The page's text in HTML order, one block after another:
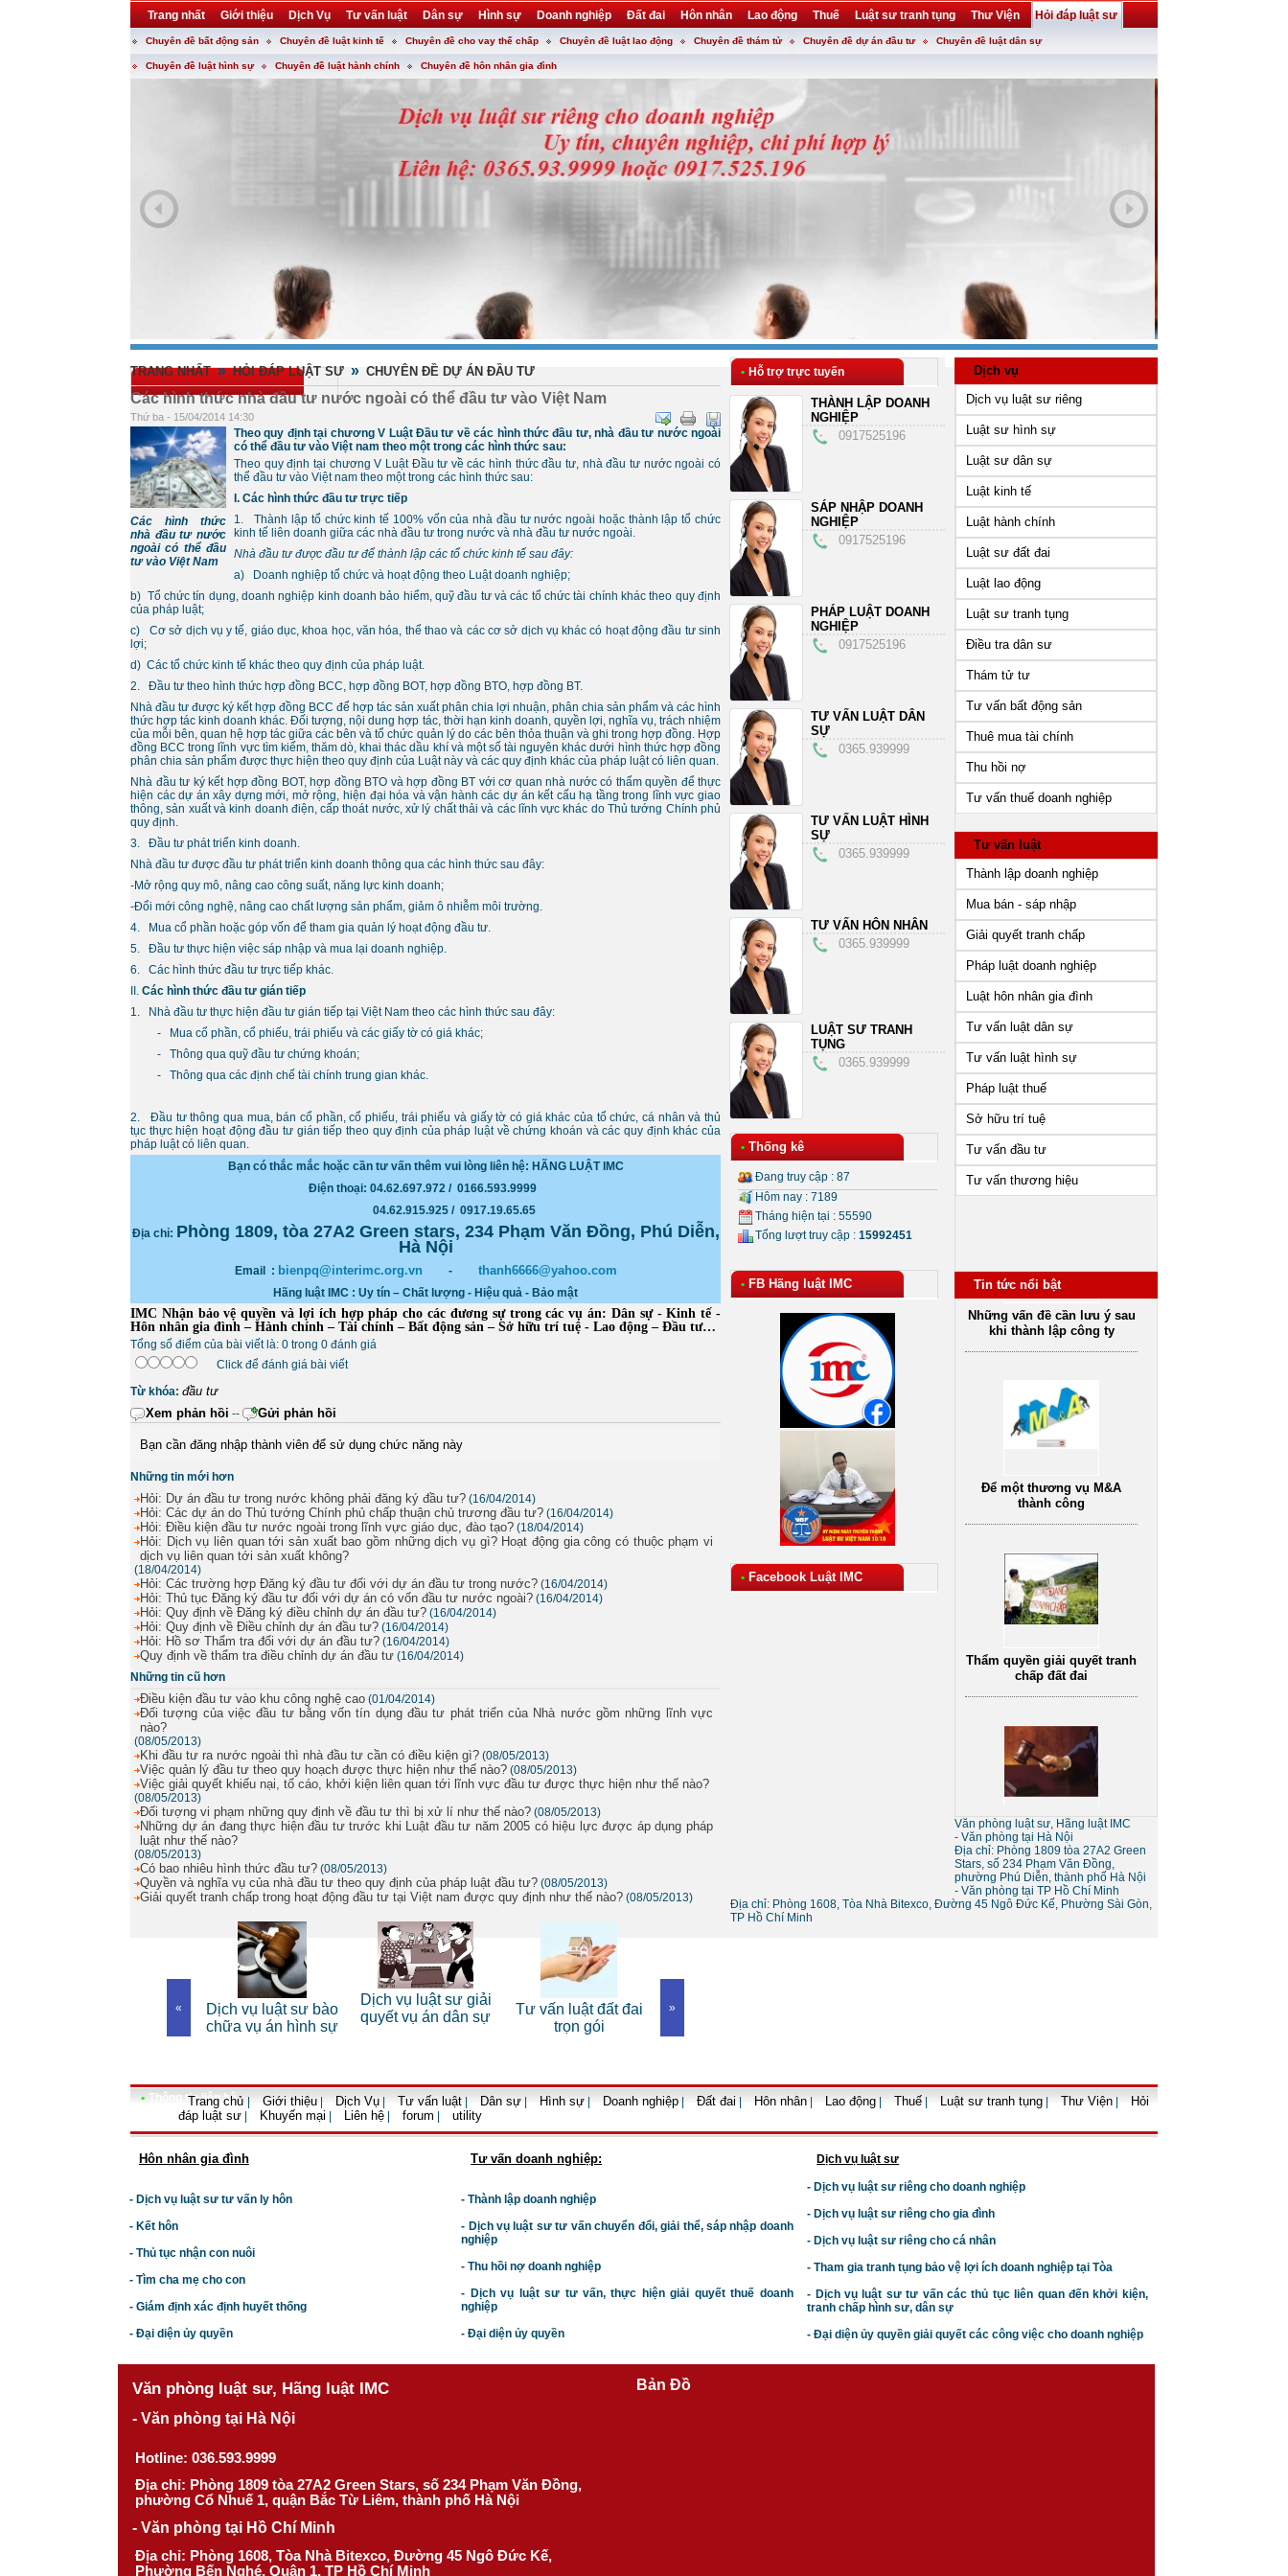
Trang nhất Giới thiệu Dịch Vụ Tư vấn luật Dân sự Hình sự Doanh nghiệp Đất đai Hôn nhân Lao động Thuế Luật sư tranh tụng Thư Viện Hỏi đáp luật sư
Khuyến mại Liên hệ forum utility
Chuyên đề bất động sản Chuyên đề luật kinh tế Chuyên đề cho vay thế chấp Chuyên đề luật lao động Chuyên đề thám tử Chuyên đề dự án đầu tư Chuyên đề luật dân sự
Chuyên đề luật hình sự Chuyên đề luật hành chính Chuyên đề hôn nhân gia đình
TRANG NHẤT » HỎI ĐÁP LUẬT SƯ » CHUYÊN ĐỀ DỰ ÁN ĐẦU TƯ
Các hình thức nhà đầu tư nước ngoài có thể đầu tư vào Việt Nam
Thứ ba - 15/04/2014 14:30
Các hình thức
nhà đầu tư nước
ngoài có thể đầu
tư vào Việt Nam
Theo quy định tại chương V Luật Đầu tư về các hình thức đầu tư, nhà đầu tư nước ngoài
có thể đầu tư vào Việt nam theo một trong các hình thức sau:
Theo quy định tại chương V Luật Đầu tư về các hình thức đầu tư, nhà đầu tư nước ngoài có
thể đầu tư vào Việt nam theo một trong các hình thức sau:
I. Các hình thức đầu tư trực tiếp
1. Thành lập tổ chức kinh tế 100% vốn của nhà đầu tư nước ngoài hoặc thành lập tổ chức
kinh tế liên doanh giữa các nhà đầu tư trong nước và nhà đầu tư nước ngoài.
Nhà đầu tư được đầu tư để thành lập các tổ chức kinh tế sau đây:
a) Doanh nghiệp tổ chức và hoạt động theo Luật doanh nghiệp;
b) Tổ chức tín dụng, doanh nghiệp kinh doanh bảo hiểm, quỹ đầu tư và các tổ chức tài chính khác theo quy định
của pháp luật;
c) Cơ sở dịch vụ y tế, giáo dục, khoa học, văn hóa, thể thao và các cơ sở dịch vụ khác có hoạt động đầu tư sinh
lợi;
d) Các tổ chức kinh tế khác theo quy định của pháp luật.
2. Đầu tư theo hình thức hợp đồng BCC, hợp đồng BOT, hợp đồng BTO, hợp đồng BT.
Nhà đầu tư được ký kết hợp đồng BCC để hợp tác sản xuất phân chia lợi nhuận, phân chia sản phẩm và các hình
thức hợp tác kinh doanh khác. Đối tượng, nội dung hợp tác, thời hạn kinh doanh, quyền lợi, nghĩa vụ, trách nhiệm
của mỗi bên, quan hệ hợp tác giữa các bên và tổ chức quản lý do các bên thỏa thuận và ghi trong hợp đồng. Hợp
đồng BCC trong lĩnh vực tìm kiếm, thăm dò, khai thác dầu khí và một số tài nguyên khác dưới hình thức hợp đồng
phân chia sản phẩm được thực hiện theo quy định của Luật này và các quy định khác của pháp luật có liên quan.
Nhà đầu tư ký kết hợp đồng BOT, hợp đồng BTO và hợp đồng BT với cơ quan nhà nước có thẩm quyền để thực
hiện các dự án xây dựng mới, mở rộng, hiện đại hóa và vận hành các dự án kết cấu hạ tầng trong lĩnh vực giao
thông, sản xuất và kinh doanh điện, cấp thoát nước, xử lý chất thải và các lĩnh vực khác do Thủ tướng Chính phủ
quy định.
3. Đầu tư phát triển kinh doanh.
Nhà đầu tư được đầu tư phát triển kinh doanh thông qua các hình thức sau đây:
-Mở rộng quy mô, nâng cao công suất, năng lực kinh doanh;
-Đổi mới công nghệ, nâng cao chất lượng sản phẩm, giảm ô nhiễm môi trường.
4. Mua cổ phần hoặc góp vốn để tham gia quản lý hoạt động đầu tư.
5. Đầu tư thực hiện việc sáp nhập và mua lại doanh nghiệp.
6. Các hình thức đầu tư trực tiếp khác.
II. Các hình thức đầu tư gián tiếp
1. Nhà đầu tư thực hiện đầu tư gián tiếp tại Việt Nam theo các hình thức sau đây:
- Mua cổ phần, cổ phiếu, trái phiếu và các giấy tờ có giá khác;
- Thông qua quỹ đầu tư chứng khoán;
- Thông qua các định chế tài chính trung gian khác.
2. Đầu tư thông qua mua, bán cổ phần, cổ phiếu, trái phiếu và giấy tờ có giá khác của tổ chức, cá nhân và thủ
tục thực hiện hoạt động đầu tư gián tiếp theo quy định của pháp luật về chứng khoán và các quy định khác của
pháp luật có liên quan.
Bạn có thắc mắc hoặc cần tư vấn thêm vui lòng liên hệ: HÃNG LUẬT IMC
Điện thoại: 04.62.697.972 / 0166.593.9999
04.62.915.925 / 0917.19.65.65
Địa chỉ: Phòng 1809, tòa 27A2 Green stars, 234 Phạm Văn Đồng, Phú Diễn,
Hà Nội
Email : bienpq@interimc.org.vn - thanh6666@yahoo.com
Hãng luật IMC : Uy tín – Chất lượng - Hiệu quả - Bảo mật
IMC Nhận bảo vệ quyền và lợi ích hợp pháp cho các đương sự trong các vụ án: Dân sự - Kinh tế -
Hôn nhân gia đình – Hành chính – Tài chính – Bất động sản – Sở hữu trí tuệ - Lao động – Đầu tư…
Tổng số điểm của bài viết là: 0 trong 0 đánh giá
Click để đánh giá bài viết
Từ khóa: đầu tư
Xem phản hồi -- Gửi phản hồi
Bạn cần đăng nhập thành viên để sử dụng chức năng này
Những tin mới hơn
Hỏi: Dự án đầu tư trong nước không phải đăng ký đầu tư? (16/04/2014)
Hỏi: Các dự án do Thủ tướng Chính phủ chấp thuận chủ trương đầu tư? (16/04/2014)
Hỏi: Điều kiện đầu tư nước ngoài trong lĩnh vực giáo dục, đào tạo? (18/04/2014)
Hỏi: Dịch vụ liên quan tới sản xuất bao gồm những dịch vụ gì? Hoạt động gia công có thuộc phạm vi
dịch vụ liên quan tới sản xuất không?
(18/04/2014)
Hỏi: Các trường hợp Đăng ký đầu tư đối với dự án đầu tư trong nước? (16/04/2014)
Hỏi: Thủ tục Đăng ký đầu tư đối với dự án có vốn đầu tư nước ngoài? (16/04/2014)
Hỏi: Quy định về Đăng ký điều chỉnh dự án đầu tư? (16/04/2014)
Hỏi: Quy định về Điều chỉnh dự án đầu tư? (16/04/2014)
Hỏi: Hồ sơ Thẩm tra đối với dự án đầu tư? (16/04/2014)
Quy định về thẩm tra điều chỉnh dự án đầu tư (16/04/2014)
Những tin cũ hơn
Điều kiện đầu tư vào khu công nghệ cao (01/04/2014)
Đối tượng của việc đầu tư bằng vốn tín dụng đầu tư phát triển của Nhà nước gồm những lĩnh vực
nào?
(08/05/2013)
Khi đầu tư ra nước ngoài thì nhà đầu tư cần có điều kiện gì? (08/05/2013)
Việc quản lý đầu tư theo quy hoạch được thực hiện như thế nào? (08/05/2013)
Việc giải quyết khiếu nại, tố cáo, khởi kiện liên quan tới lĩnh vực đầu tư được thực hiện như thế nào?
(08/05/2013)
Đối tượng vi phạm những quy định về đầu tư thì bị xử lí như thế nào? (08/05/2013)
Những dự án đang thực hiện đầu tư trước khi Luật đầu tư năm 2005 có hiệu lực được áp dụng pháp
luật như thế nào?
(08/05/2013)
Có bao nhiêu hình thức đầu tư? (08/05/2013)
Quyền và nghĩa vụ của nhà đầu tư theo quy định của pháp luật đầu tư? (08/05/2013)
Giải quyết tranh chấp trong hoạt động đầu tư tại Việt nam được quy định như thế nào? (08/05/2013)
« »
Dịch vụ luật sư bào
chữa vụ án hình sự
Dịch vụ luật sư giải
quyết vụ án dân sự
Tư vấn luật đất đai
trọn gói
Dịch vụ luật sư tranh
• Hỗ trợ trực tuyến
THÀNH LẬP DOANH
NGHIỆP
0917525196
SÁP NHẬP DOANH
NGHIỆP
0917525196
PHÁP LUẬT DOANH
NGHIỆP
0917525196
TƯ VẤN LUẬT DÂN
SỰ
0365.939999
TƯ VẤN LUẬT HÌNH
SỰ
0365.939999
TƯ VẤN HÔN NHÂN
0365.939999
LUẬT SƯ TRANH
TỤNG
0365.939999
• Thống kê
Đang truy cập : 87
Hôm nay : 7189
Tháng hiện tại : 55590
Tổng lượt truy cập : 15992451
• FB Hãng luật IMC
• Facebook Luật IMC
Dịch vụ
Dịch vụ luật sư riêng
Luật sư hình sự
Luật sư dân sự
Luật kinh tế
Luật hành chính
Luật sư đất đai
Luật lao động
Luật sư tranh tụng
Điều tra dân sư
Thám tử tư
Tư vấn bất động sản
Thuê mua tài chính
Thu hồi nợ
Tư vấn thuế doanh nghiệp
Tư vấn luật
Thành lập doanh nghiệp
Mua bán - sáp nhập
Giải quyết tranh chấp
Pháp luật doanh nghiệp
Luật hôn nhân gia đình
Tư vấn luật dân sự
Tư vấn luật hình sự
Pháp luật thuế
Sở hữu trí tuệ
Tư vấn đầu tư
Tư vấn thương hiệu
Tin tức nổi bật
khi thành lập công ty
Để một thương vụ M&A
thành công
Thẩm quyền giải quyết tranh
chấp đất đai
Sự khác nhau giữa tố tụng
tòa án và tố tụng bằng trọng
doanh của doanh nghiệp
Căn cứ ly hôn theo luật hôn
• Thông tin liên hệ
Văn phòng luật sư, Hãng luật IMC
- Văn phòng tại Hà Nội
Địa chỉ: Phòng 1809 tòa 27A2 Green
Stars, số 234 Phạm Văn Đồng,
phường Phú Diễn, thành phố Hà Nội
- Văn phòng tại TP Hồ Chí Minh
Địa chỉ: Phòng 1608, Tòa Nhà Bitexco, Đường 45 Ngô Đức Kế, Phường Sài Gòn,
TP Hồ Chí Minh
Trang chủ | Giới thiệu | Dịch Vụ | Tư vấn luật | Dân sự | Hình sự | Doanh nghiệp | Đất đai | Hôn nhân | Lao động | Thuế | Luật sư tranh tụng | Thư Viện |
Hỏi
đáp luật sư | Khuyến mại | Liên hệ | forum | utility
Hôn nhân gia đình
- Dịch vụ luật sư tư vấn ly hôn
- Kết hôn
- Thủ tục nhận con nuôi
- Tìm cha mẹ cho con
- Giám định xác định huyết thống
- Đại diện ủy quyền
Tư vấn doanh nghiệp:
- Thành lập doanh nghiệp
- Dịch vụ luật sư tư vấn chuyển đổi, giải thể, sáp nhập doanh
nghiệp
- Thu hồi nợ doanh nghiệp
- Dịch vụ luật sư tư vấn, thực hiện giải quyết thuế doanh
nghiệp
- Đại diện ủy quyền
Dịch vụ luật sư
- Dịch vụ luật sư riêng cho doanh nghiệp
- Dịch vụ luật sư riêng cho gia đình
- Dịch vụ luật sư riêng cho cá nhân
- Tham gia tranh tụng bảo vệ lợi ích doanh nghiệp tại Tòa
- Dịch vụ luật sư tư vấn các thủ tục liên quan đến khởi kiện,
tranh chấp hình sư, dân sự
- Đại diện ủy quyền giải quyết các công việc cho doanh nghiệp
Văn phòng luật sư, Hãng luật IMC
- Văn phòng tại Hà Nội
Hotline: 036.593.9999
Địa chỉ: Phòng 1809 tòa 27A2 Green Stars, số 234 Phạm Văn Đồng,
phường Cổ Nhuế 1, quận Bắc Từ Liêm, thành phố Hà Nội
- Văn phòng tại Hồ Chí Minh
Địa chỉ: Phòng 1608, Tòa Nhà Bitexco, Đường 45 Ngô Đức Kế,
Phường Bến Nghé, Quận 1, TP Hồ Chí Minh
Bản Đồ